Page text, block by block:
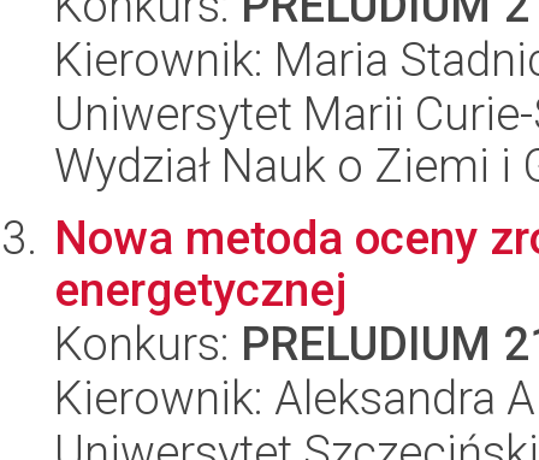
Kierownik: Maria
Uniwersytet Marii
Wydział Nauk o Ziemi
Nowa metoda oceny
energetycznej
Konkurs: PRELUDIUM
Kierownik: Aleksandra